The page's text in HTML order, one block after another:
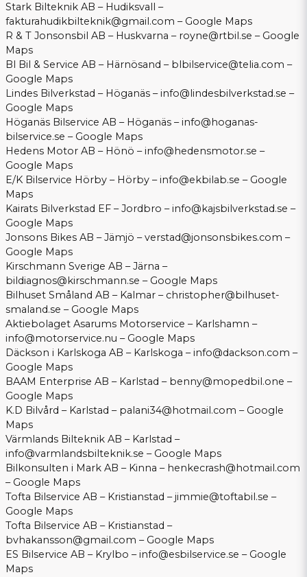
Stark Bilteknik AB – Hudiksvall –
fakturahudikbilteknik@gmail.com – Google Maps
R & T Jonsonsbil AB – Huskvarna – royne@rtbil.se – Google
Maps
Bl Bil & Service AB – Härnösand – blbilservice@telia.com –
Google Maps
Lindes Bilverkstad – Höganäs –info@lindesbilverkstad.se –
Google Maps
Höganäs Bilservice AB – Höganäs –info@hoganas-
bilservice.se – Google Maps
Hedens Motor AB – Hönö –info@hedensmotor.se –
Google Maps
E/K Bilservice Hörby – Hörby –info@ekbilab.se – Google
Maps
Kairats Bilverkstad EF – Jordbro –info@kajsbilverkstad.se –
Google Maps
Jonsons Bikes AB – Jämjö –verstad@jonsonsbikes.com –
Google Maps
Kirschmann Sverige AB – Järna –
bildiagnos@kirschmann.se – Google Maps
Bilhuset Småland AB – Kalmar – christopher@bilhuset-
smaland.se – Google Maps
Aktiebolaget Asarums Motorservice – Karlshamn –
info@motorservice.nu – Google Maps
Däckson i Karlskoga AB – Karlskoga –info@dackson.com –
Google Maps
BAAM Enterprise AB – Karlstad – benny@mopedbil.one –
Google Maps
K.D Bilvård – Karlstad – palani34@hotmail.com – Google
Maps
Värmlands Bilteknik AB – Karlstad –
info@varmlandsbilteknik.se – Google Maps
Bilkonsulten i Mark AB – Kinna – henkecrash@hotmail.com
– Google Maps
Tofta Bilservice AB – Kristianstad –jimmie@toftabil.se –
Google Maps
Tofta Bilservice AB – Kristianstad –
bvhakansson@gmail.com – Google Maps
ES Bilservice AB – Krylbo –info@esbilservice.se – Google
Maps